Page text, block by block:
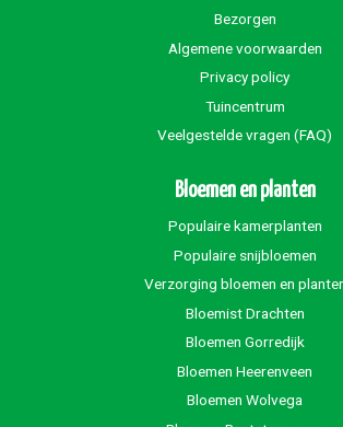
Bezorgen
Algemene voorwaarden
Privacy policy
Tuincentrum
Veelgestelde vragen (FAQ)
Bloemen en planten
Populaire kamerplanten
Populaire snijbloemen
Verzorging bloemen en
Bloemist Drachten
Bloemen Gorredijk
Bloemen Heerenveen
Bloemen Wolvega